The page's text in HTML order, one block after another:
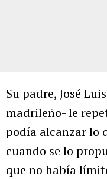
Su padre, José
madrileño- le
podía alcanzar lo
cuando se lo
que no había